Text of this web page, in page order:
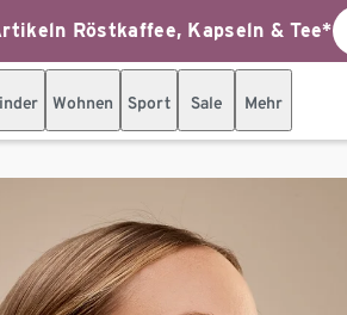
Röstkaffee, Kapseln & Tee*
Wohnen Sport Sale Mehr